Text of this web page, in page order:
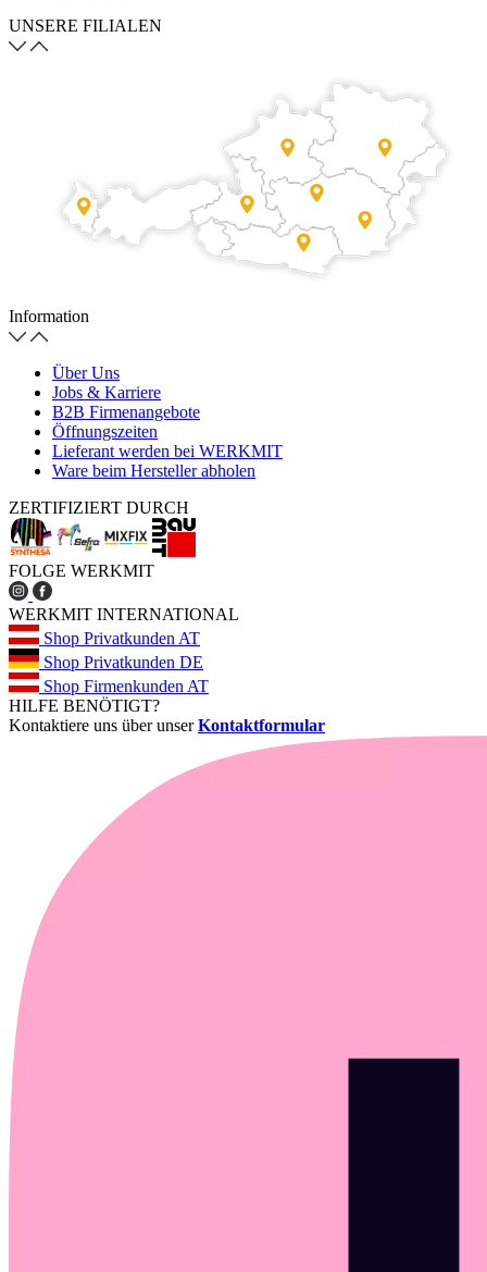
UNSERE FILIALEN
Information
Über Uns
Jobs & Karriere
B2B Firmenangebote
Öffnungszeiten
Lieferant werden bei WERKMIT
Ware beim Hersteller abholen
ZERTIFIZIERT DURCH
FOLGE WERKMIT
WERKMIT INTERNATIONAL
Shop Privatkunden AT
Shop Privatkunden DE
Shop Firmenkunden AT
HILFE BENÖTIGT?
Kontaktiere uns über unserKontaktformular